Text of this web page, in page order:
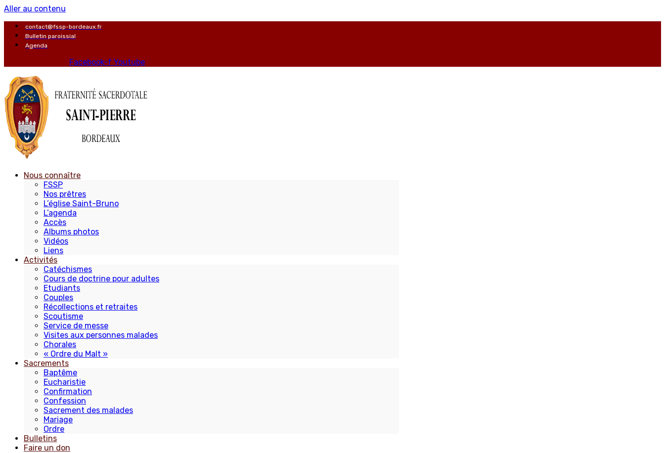
Aller au contenu
contact@fssp-bordeaux.fr
Bulletin paroissial
Agenda
Facebook-f Youtube
Nous connaître
FSSP
Nos prêtres
L’église Saint-Bruno
L’agenda
Accès
Albums photos
Vidéos
Liens
Activités
Catéchismes
Cours de doctrine pour adultes
Etudiants
Couples
Récollections et retraites
Scoutisme
Service de messe
Visites aux personnes malades
Chorales
« Ordre du Malt »
Sacrements
Baptême
Eucharistie
Confirmation
Confession
Sacrement des malades
Mariage
Ordre
Bulletins
Faire un don